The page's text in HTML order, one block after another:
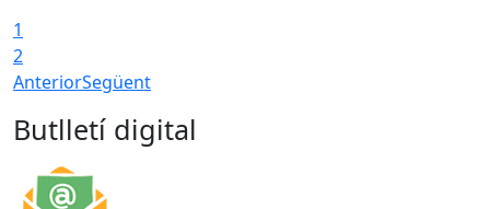
1
2
AnteriorSegüent
Butlletí digital